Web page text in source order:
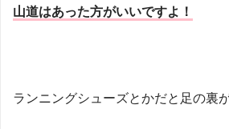
山道はあった方がいいですよ！
ランニングシューズとかだと足の裏